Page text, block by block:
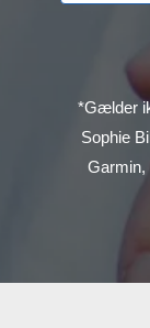
*Gælder
Sophie
Garmin,